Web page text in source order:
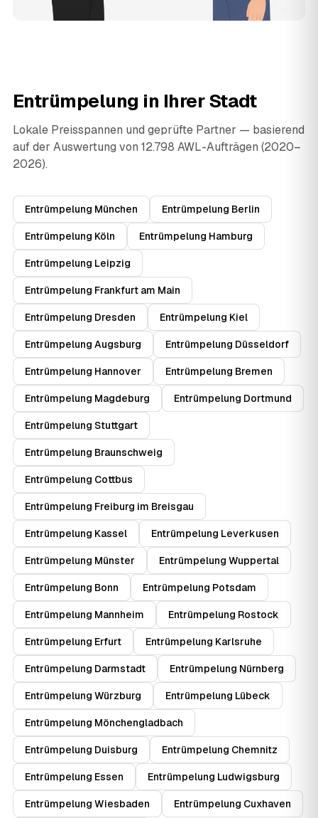
Entrümpelung in Ihrer Stadt
Lokale Preisspannen und geprüfte Partner — basierend
auf der Auswertung von 12.798 AWL-Aufträgen (2020–
2026).
Entrümpelung München Entrümpelung Berlin
Entrümpelung Köln Entrümpelung Hamburg
Entrümpelung Leipzig
Entrümpelung Frankfurt am Main
Entrümpelung Dresden Entrümpelung Kiel
Entrümpelung Augsburg Entrümpelung Düsseldorf
Entrümpelung Hannover Entrümpelung Bremen
Entrümpelung Magdeburg Entrümpelung Dortmund
Entrümpelung Stuttgart
Entrümpelung Braunschweig
Entrümpelung Cottbus
Entrümpelung Freiburg im Breisgau
Entrümpelung Kassel Entrümpelung Leverkusen
Entrümpelung Münster Entrümpelung Wuppertal
Entrümpelung Bonn Entrümpelung Potsdam
Entrümpelung Mannheim Entrümpelung Rostock
Entrümpelung Erfurt Entrümpelung Karlsruhe
Entrümpelung Darmstadt Entrümpelung Nürnberg
Entrümpelung Würzburg Entrümpelung Lübeck
Entrümpelung Mönchengladbach
Entrümpelung Duisburg Entrümpelung Chemnitz
Entrümpelung Essen Entrümpelung Ludwigsburg
Entrümpelung Wiesbaden Entrümpelung Cuxhaven